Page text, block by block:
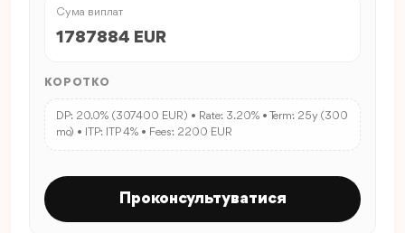
Сума виплат
1787884 EUR
КОРОТКО
DP: 20.0% (307400 EUR) • Rate: 3.20% • Term: 25y (300
mo) • ITP: ITP 4% • Fees: 2200 EUR
Проконсультуватися